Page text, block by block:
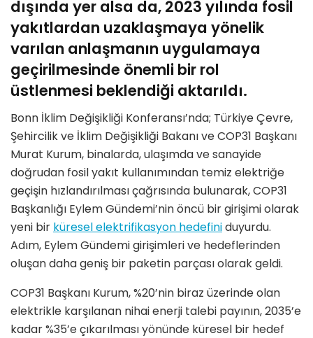
dışında yer alsa da, 2023 yılında fosil
yakıtlardan uzaklaşmaya yönelik
varılan anlaşmanın uygulamaya
geçirilmesinde önemli bir rol
üstlenmesi beklendiği aktarıldı.
Bonn İklim Değişikliği Konferansı’nda; Türkiye Çevre,
Şehircilik ve İklim Değişikliği Bakanı ve COP31 Başkanı
Murat Kurum, binalarda, ulaşımda ve sanayide
doğrudan fosil yakıt kullanımından temiz elektriğe
geçişin hızlandırılması çağrısında bulunarak, COP31
Başkanlığı Eylem Gündemi’nin öncü bir girişimi olarak
yeni bir küresel elektrifikasyon hedefiniduyurdu.
Adım, Eylem Gündemi girişimleri ve hedeflerinden
oluşan daha geniş bir paketin parçası olarak geldi.
COP31 Başkanı Kurum, %20’nin biraz üzerinde olan
elektrikle karşılanan nihai enerji talebi payının, 2035’e
kadar %35’e çıkarılması yönünde küresel bir hedef